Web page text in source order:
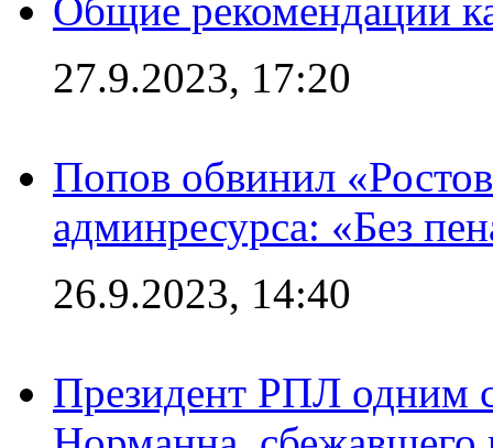
Общие рекомендации
27.9.2023, 17:20
Попов обвинил
админресурса: «Без
26.9.2023, 14:40
Президент РПЛ одним